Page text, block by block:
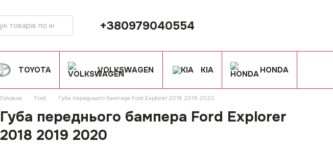
+380979040554
TOYOTA VOLKSWAGEN KIA HONDA
Головна Ford Губа переднього бампера Ford Explorer 2018 2019 2020
Губа переднього бампера Ford Explorer
2018 2019 2020